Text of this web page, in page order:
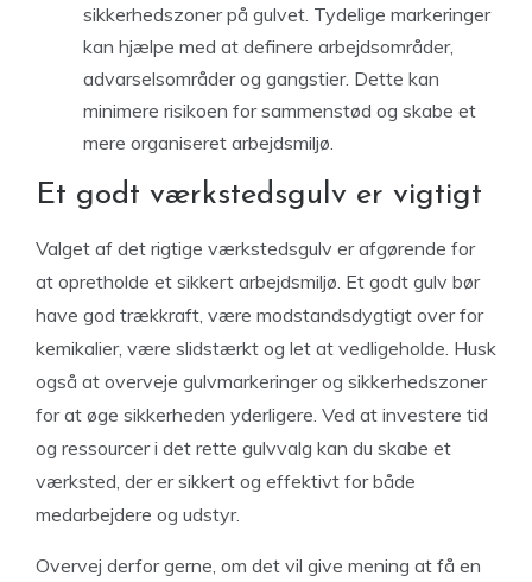
sikkerhedszoner på gulvet. Tydelige markeringer
kan hjælpe med at definere arbejdsområder,
advarselsområder og gangstier. Dette kan
minimere risikoen for sammenstød og skabe et
mere organiseret arbejdsmiljø.
Et godt værkstedsgulv er vigtigt
Valget af det rigtige værkstedsgulv er afgørende for
at opretholde et sikkert arbejdsmiljø. Et godt gulv bør
have god trækkraft, være modstandsdygtigt over for
kemikalier, være slidstærkt og let at vedligeholde. Husk
også at overveje gulvmarkeringer og sikkerhedszoner
for at øge sikkerheden yderligere. Ved at investere tid
og ressourcer i det rette gulvvalg kan du skabe et
værksted, der er sikkert og effektivt for både
medarbejdere og udstyr.
Overvej derfor gerne, om det vil give mening at få en